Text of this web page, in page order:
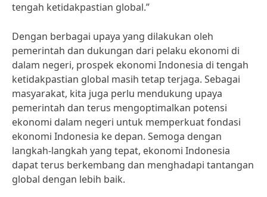
tengah ketidakpastian global.”
Dengan berbagai upaya yang dilakukan oleh
pemerintah dan dukungan dari pelaku ekonomi di
dalam negeri, prospek ekonomi Indonesia di tengah
ketidakpastian global masih tetap terjaga. Sebagai
masyarakat, kita juga perlu mendukung upaya
pemerintah dan terus mengoptimalkan potensi
ekonomi dalam negeri untuk memperkuat fondasi
ekonomi Indonesia ke depan. Semoga dengan
langkah-langkah yang tepat, ekonomi Indonesia
dapat terus berkembang dan menghadapi tantangan
global dengan lebih baik.